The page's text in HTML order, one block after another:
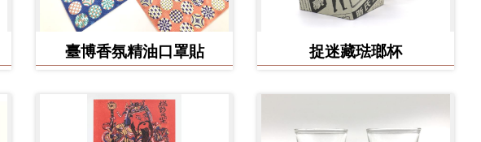
臺博香氛精油口罩貼 捉迷藏琺瑯杯